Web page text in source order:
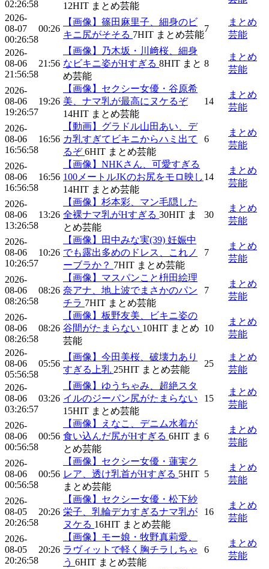
02:26:58 12HIT まとめ芸能
2026-
08-07
00:26:58
00:26
【画像】篠田麻里子、細身のビ
キニ尻がそそる 7HIT まとめ芸能
7
まとめ
芸能
2026-
08-06
21:56:58
21:56
【画像】乃木坂・川﨑桜、細身
なビキニ姿がHすぎる 8HIT まと
め芸能
8
まとめ
芸能
2026-
08-06
19:26:57
19:26
【画像】セクシー女優・谷原希
美、ナマ乳が最高にヌケるぞ
14HIT まとめ芸能
14
まとめ
芸能
2026-
08-06
16:56:58
16:56
【動画】グラドル山田あい、デ
カ乳すぎてビキニからハミ出て
るぞ6HIT まとめ芸能
6
まとめ
芸能
2026-
08-06
16:56:58
16:56
【画像】NHKさん、可愛すぎる
100メートルJKのお尻をモロ映し
14HIT まとめ芸能
14
まとめ
芸能
2026-
08-06
13:26:58
13:26
【画像】杉本彩、マン毛隠した
全裸ナマ乳がHすぎる 30HIT ま
とめ芸能
30
まとめ
芸能
2026-
08-06
10:26:57
10:26
【画像】田中みな実(39) 妊娠中
でも露出多めのドレス、これノ
ーブラか？ 7HIT まとめ芸能
7
まとめ
芸能
2026-
08-06
08:26:58
08:26
【画像】マスパンこと枡田絵理
奈アナ、地上波でまさかのパン
チラ 7HIT まとめ芸能
7
まとめ
芸能
2026-
08-06
08:26:58
08:26
【画像】板野友美、ビキニ姿の
谷間がたまらない 10HIT まとめ
芸能
10
まとめ
芸能
2026-
08-06
05:56:58
05:56
【画像】今田美桜、破壊力あり
すぎる上乳 25HIT まとめ芸能
25
まとめ
芸能
2026-
08-06
03:26:57
03:26
【画像】ゆうちゃみ、超絶スタ
イルのジーパン尻がたまらない
15HIT まとめ芸能
15
まとめ
芸能
2026-
08-06
00:56:58
00:56
【画像】えなこ、デニム水着が
食い込んだ尻がHすぎる 6HIT ま
とめ芸能
6
まとめ
芸能
2026-
08-06
00:56:58
00:56
【画像】セクシー女優・蓮実ク
レア、透け乳首がHすぎる 5HIT
まとめ芸能
5
まとめ
芸能
2026-
08-05
20:26:58
20:26
【画像】セクシー女優・松下紗
栄子、乳輪デカすぎるナマ乳が
ヌケる 16HIT まとめ芸能
16
まとめ
芸能
2026-
08-05
20:26:58
20:26
【画像】モー娘・牧野真莉愛、
ラヴィットで軽く胸チラしちゃ
う 6HIT まとめ芸能
6
まとめ
芸能